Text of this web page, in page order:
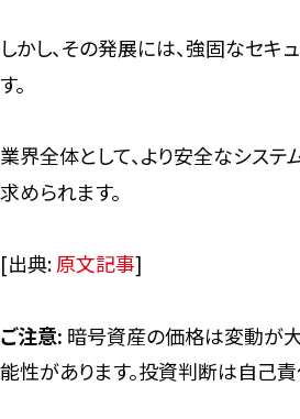
しかし、その発展には、強固なセキ
す。
業界全体として、より安全なシス
求められます。
[出典:原文記事]
ご注意: 暗号資産の価格は変動が
能性があります。投資判断は自己責